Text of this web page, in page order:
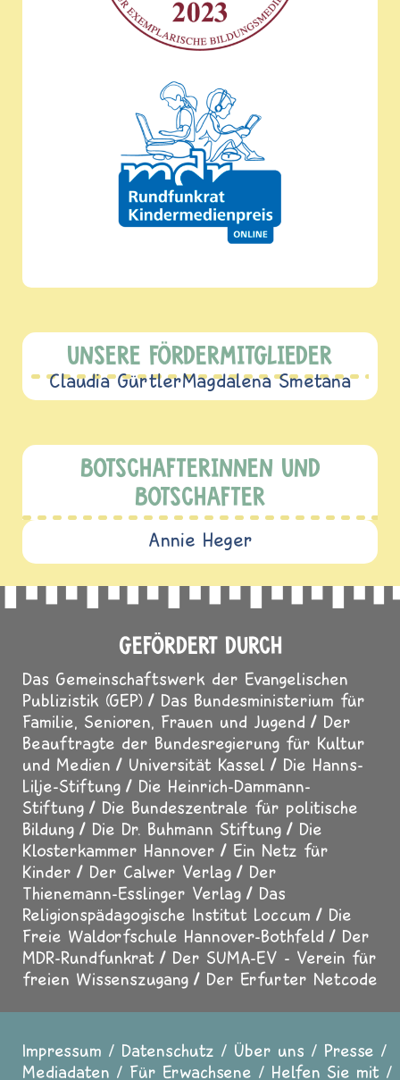
UNSERE FÖRDERMITGLIEDER
Claudia GürtlerMagdalena Smetana
BOTSCHAFTERINNEN UND
BOTSCHAFTER
Annie Heger
GEFÖRDERT DURCH
Das Gemeinschaftswerk der Evangelischen
Publizistik (GEP)
Das Bundesministerium für
Familie, Senioren, Frauen und Jugend
Der
Beauftragte der Bundesregierung für Kultur
und Medien
Universität Kassel
Die Hanns-
Lilje-Stiftung
Die Heinrich-Dammann-
Stiftung
Die Bundeszentrale für politische
Bildung
Die Dr. Buhmann Stiftung
Die
Klosterkammer Hannover
Ein Netz für
Kinder
Der Calwer Verlag
Der
Thienemann-Esslinger Verlag
Das
Religionspädagogische Institut Loccum
Die
Freie Waldorfschule Hannover-Bothfeld
Der
MDR-Rundfunkrat
Der SUMA-EV - Verein für
freien Wissenszugang
Der Erfurter Netcode
Fußzeile
Impressum Datenschutz Über uns
Presse
Mediadaten
Für Erwachsene Helfen Sie mit